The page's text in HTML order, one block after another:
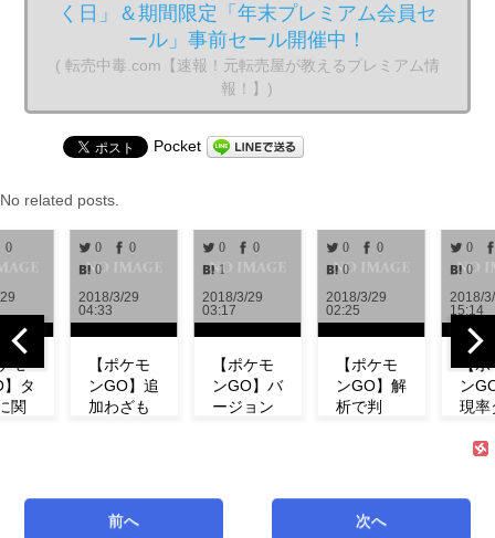
く日」＆期間限定「年末プレミアム会員セ
ール」事前セール開催中！
( 転売中毒.com【速報！元転売屋が教えるプレミアム情
報！】)
Pocket
No related posts.
0
0
0
2018/3/29
04:33
【ポケモ
ンGO】追
加わざも
紹介！
【リサー
0
0
1
2018/3/29
03:17
【ポケモ
ンGO】バ
ージョン
0
0
0
2018/3/29
02:25
【ポケモ
ンGO】解
析で判
報酬一覧
まとめ
0
0
0
2018/3/28
15:14
【ポケ
ンGO
現率
ベン
前へ 次へ